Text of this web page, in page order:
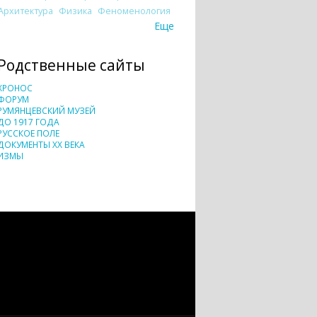
Физика Феноменология
Еще
сайты
МУЗЕЙ
1917 ГОДА
ПОЛЕ
XX ВЕКА